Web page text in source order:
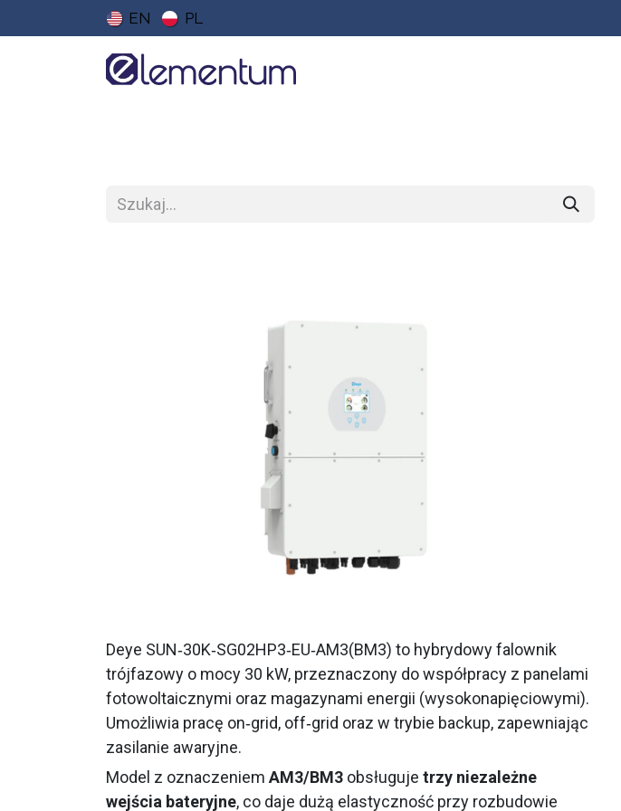
EN PL
Deye SUN‑30K‑SG02HP3‑EU‑AM3(BM3) to hybrydowy falownik
trójfazowy o mocy 30 kW, przeznaczony do współpracy z panelami
fotowoltaicznymi oraz magazynami energii (wysokonapięciowymi).
Umożliwia pracę on‑grid, off‑grid oraz w trybie backup, zapewniając
zasilanie awaryjne.
Model z oznaczeniem AM3/BM3 obsługuje trzy niezależne
wejścia bateryjne, co daje dużą elastyczność przy rozbudowie